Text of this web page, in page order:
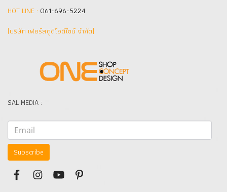
HOT LINE : 061-696-5224
(บริษัท เฟอร์สตูดิโอดีไซน์ จำกัด]
SAL MEDIA :
Subscribe